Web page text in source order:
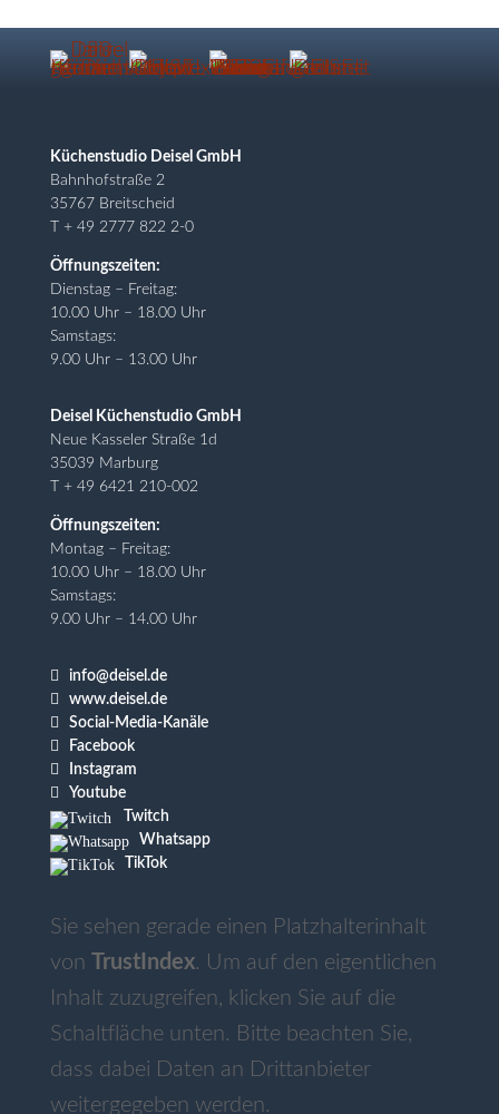
Küchenstudio Deisel GmbH
Bahnhofstraße 2
35767 Breitscheid
T + 49 2777 822 2-0
Öffnungszeiten:
Dienstag – Freitag:
10.00 Uhr – 18.00 Uhr
Samstags:
9.00 Uhr – 13.00 Uhr
Deisel Küchenstudio GmbH
Neue Kasseler Straße 1d
35039 Marburg
T + 49 6421 210-002
Öffnungszeiten:
Montag – Freitag:
10.00 Uhr – 18.00 Uhr
Samstags:
9.00 Uhr – 14.00 Uhr
 info@deisel.de
 www.deisel.de
 Social-Media-Kanäle
 Facebook
 Instagram

Youtube
Twitch
Whatsapp
TikTok
Sie sehen gerade einen Platzhalterinhalt
von
TrustIndex. Um auf den eigentlichen
Inhalt zuzugreifen, klicken Sie auf die
Schaltfläche unten. Bitte beachten Sie,
dass dabei Daten an Drittanbieter
weitergegeben werden.